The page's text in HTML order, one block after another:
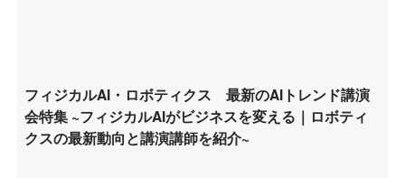
フィジカルAI・ロボティクス 最新のAIトレンド講演
会特集 ~フィジカルAIがビジネスを変える｜ロボティ
クスの最新動向と講演講師を紹介~